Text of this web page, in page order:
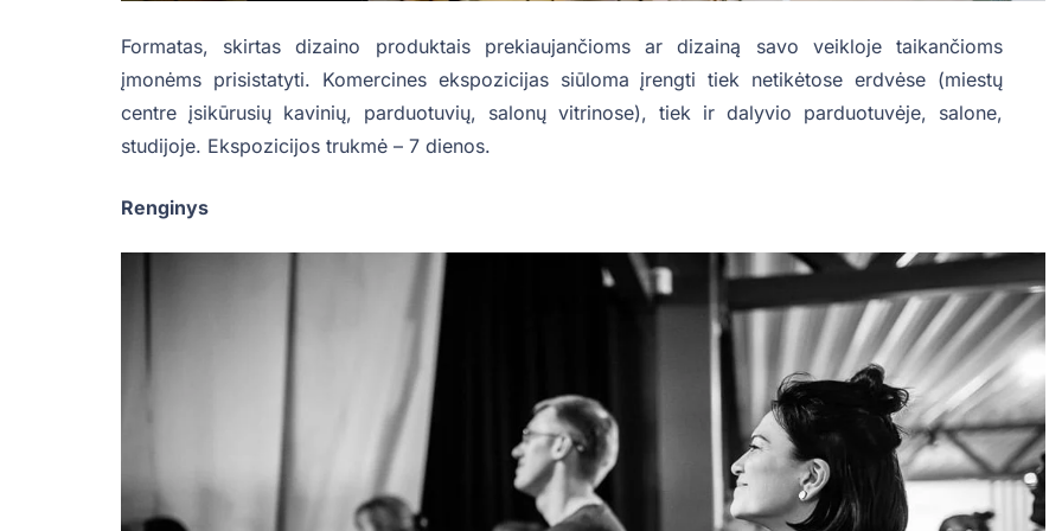
Formatas, skirtas dizaino produktais prekiaujančioms ar dizainą savo veikloje taikančioms
įmonėms prisistatyti. Komercines ekspozicijas siūloma įrengti tiek netikėtose erdvėse (miestų
centre įsikūrusių kavinių, parduotuvių, salonų vitrinose), tiek ir dalyvio parduotuvėje, salone,
studijoje. Ekspozicijos trukmė – 7 dienos.
Renginys